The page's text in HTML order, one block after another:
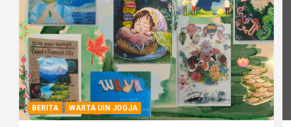
BERITA WARTA UIN JOGJA